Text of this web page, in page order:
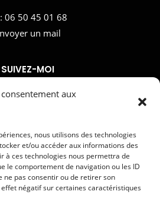
aux
nous utilisons des technologies
et/ou accéder aux informations des
à ces technologies nous permettra de
le comportement de navigation ou les ID
ne pas consentir ou de retirer son
négatif sur certaines caractéristiques
06 50 45 01 68
un mail
SUIVEZ-MOI
Accueil
une séance